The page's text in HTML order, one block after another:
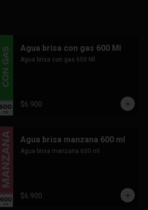
Agua brisa con gas 600 Ml
Agua brisa con gas 600 Ml
$6.900
Agua brisa manzana 600 ml
Agua brisa manzana 600 ml
$6.900